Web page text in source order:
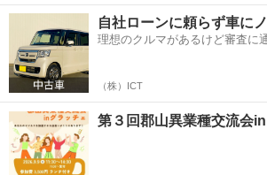
ございます😊 スマホを使って、ご自身のペースで取り組める活動に興
味のある方を募集しています。 【活動内容】 カリキュラ ムに沿っ
て、以下のような内容に取...
福島 福島市 その他 ペース
自社ローンに頼らず車に
理想のクルマがあるけど審査に
（株）ICT
第３回郡山異業種交流会